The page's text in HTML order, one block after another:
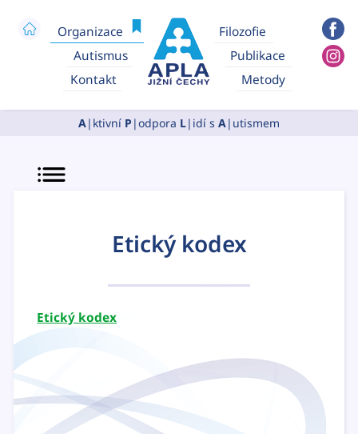
Organizace
Autismus
Kontakt
Filozofie
Publikace
Metody
A|ktivní P |odpora L|idí s A|utismem
MENU
Etický kodex
Etický kodex